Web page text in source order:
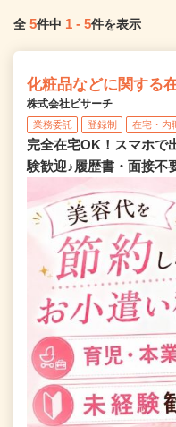
全 5件中 1 - 5件を表示
化粧品などに関する
株式会社ビサーチ
業務委託 登録制 在宅・内
完全在宅OK！スマホで
験歓迎♪履歴書・面接不